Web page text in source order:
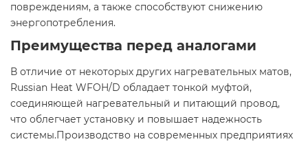
повреждениям, а также способствуют снижению
энергопотребления.​
Преимущества перед аналогами
В отличие от некоторых других нагревательных матов,
Russian Heat WFOH/D обладает тонкой муфтой,
соединяющей нагревательный и питающий провод,
что облегчает установку и повышает надежность
системы.Производство на современных предприятиях